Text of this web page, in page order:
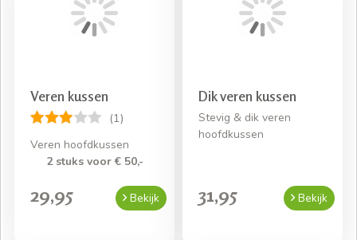
Veren kussen
(1)
Veren hoofdkussen
2 stuks voor € 50,-
29,95 Bekijk
Dik veren kussen
Stevig & dik veren
hoofdkussen
31,95 Bekijk